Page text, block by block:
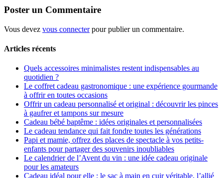
Poster un Commentaire
Vous devez vous connecterpour publier un commentaire.
Articles récents
Quels accessoires minimalistes restent indispensables au
quotidien ?
Le coffret cadeau gastronomique : une expérience gourmande
à offrir en toutes occasions
Offrir un cadeau personnalisé et original : découvrir les pinces
à gaufrer et tampons sur mesure
Cadeau bébé baptême : idées originales et personnalisées
Le cadeau tendance qui fait fondre toutes les générations
Papi et mamie, offrez des places de spectacle à vos petits-
enfants pour partager des souvenirs inoubliables
Le calendrier de l’Avent du vin : une idée cadeau originale
pour les amateurs
Cadeau idéal pour elle : le sac à main en cuir véritable, l’allié